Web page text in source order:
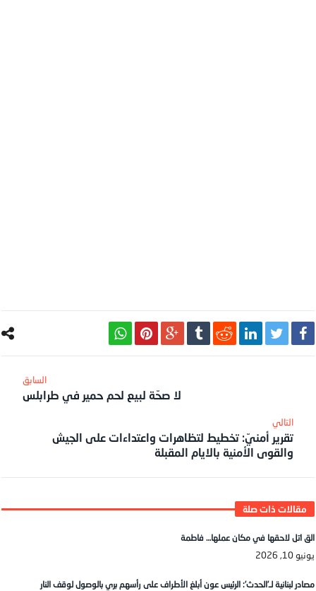
لا صحّة لبيع لحم حمير في طرابلس
‎التالي
تقرير أمنيّ: تخطيط لتظاهرات واعتداءات على الجيش
والقوى الأمنية بالايام المقبلة
الق اتل لاحقها في مكان عملها… فاطمة
يونيو 10, 2026
مصادر لبنانية لـ’الحدث’: الرئيس عون أبلغ الأطراف على رأسهم بري بالوصول لوقف النار